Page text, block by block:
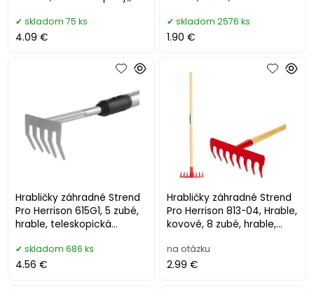
skladom 75 ks
4.09 €
skladom 2576 ks
1.90 €
Hrabličky záhradné Strend
Pro Herrison 615G1, 5 zubé,
hrable, teleskopická
skladom 686 ks
4.56 €
Hrabličky záhradné Strend
Pro Herrison 813-04, Hrable,
kovové, 8 zubé, hrable,
na otázku
2.99 €